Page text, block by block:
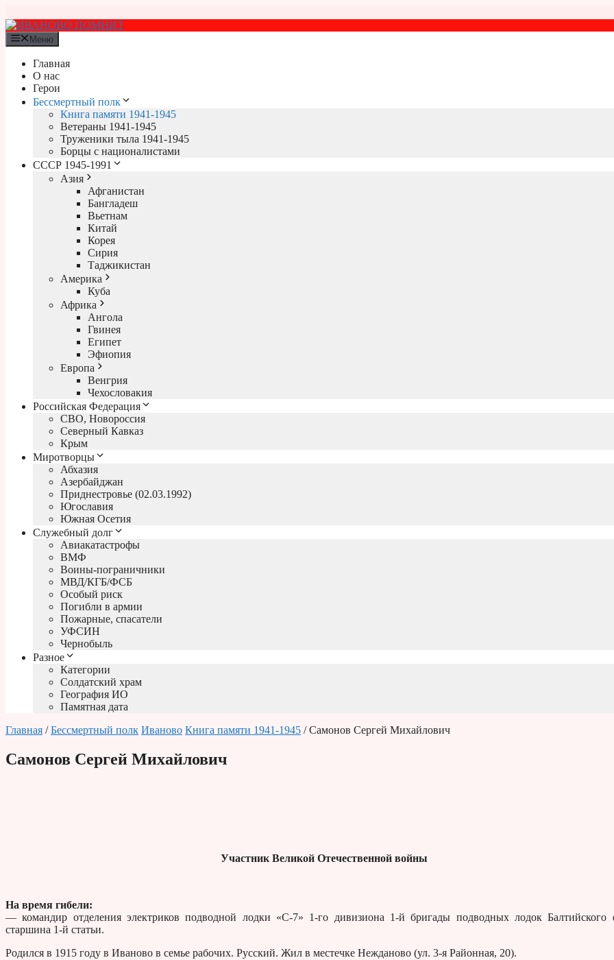
к
содержимому
Меню
Главная
О нас
Герои
Бессмертный полк
Книга памяти 1941-1945
Ветераны 1941-1945
Труженики тыла 1941-1945
Борцы с националистами
СССР 1945-1991
Азия
Афганистан
Бангладеш
Вьетнам
Китай
Корея
Сирия
Таджикистан
Америка
Куба
Африка
Ангола
Гвинея
Египет
Эфиопия
Европа
Венгрия
Чехословакия
Российская Федерация
СВО, Новороссия
Северный Кавказ
Крым
Миротворцы
Абхазия
Азербайджан
Приднестровье (02.03.1992)
Югославия
Южная Осетия
Служебный долг
Авиакатастрофы
ВМФ
Воины-пограничники
МВД/КГБ/ФСБ
Особый риск
Погибли в армии
Пожарные, спасатели
УФСИН
Чернобыль
Разное
Категории
Солдатский храм
География ИО
Памятная дата
Главная /Бессмертный полк Иваново Книга памяти 1941-1945 / Самонов Сергей Михайлович
Самонов Сергей Михайлович
Участник Великой Отечественной войны
На время гибели:
— командир отделения электриков подводной лодки «С-7» 1-го дивизиона 1-й бригады подводных лодок Балтийского
старшина 1-й статьи.
Родился в 1915 году в Иваново в семье рабочих. Русский. Жил в местечке Нежданово (ул. 3-я Районная, 20).